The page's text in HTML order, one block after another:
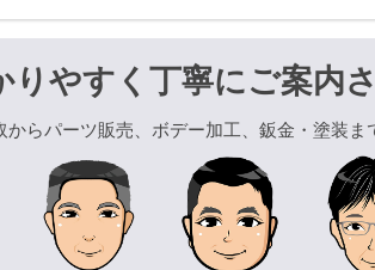
りやすく丁寧にご案内
からパーツ販売、ボデー加工、鈑金・塗装ま